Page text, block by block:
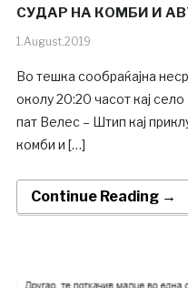
СУДАР НА КОМБИ И
1.August.2019
Во тешка сообраќајна
околу 20:20 часот кај
пат Велес – Штип кај
комби и […]
Continue Reading →